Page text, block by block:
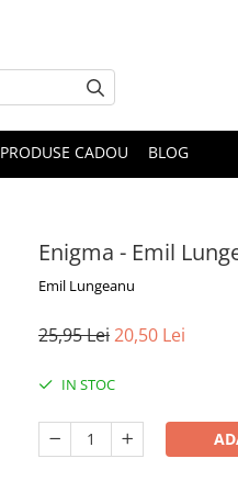
PRODUSE CADOU BLOG
Enigma - Emil
Emil Lungeanu
25,95 Lei20,50 Lei
IN STOC